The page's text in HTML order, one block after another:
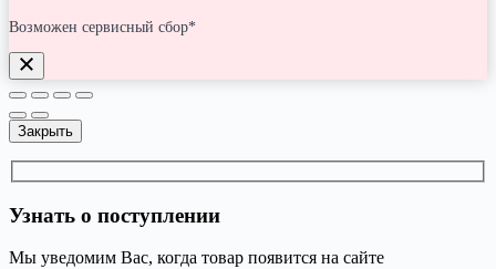
Возможен сервисный сбор*
Закрыть
Узнать о поступлении
Мы уведомим Вас, когда товар появится на сайте